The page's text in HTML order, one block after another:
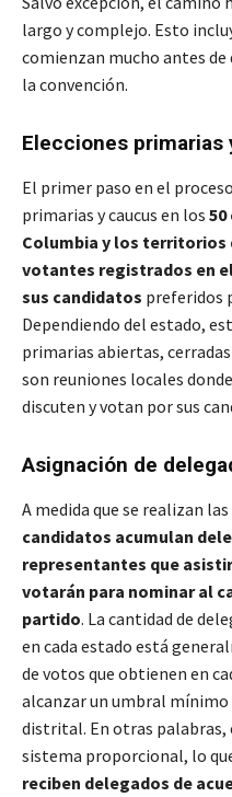
largo y complejo. Esto
comienzan mucho antes de
la convención.
Elecciones primarias
El primer paso en el
primarias y caucus en los
Columbia y los territorios
votantes registrados en
sus candidatos preferidos
Dependiendo del estado,
primarias abiertas,
son reuniones locales
discuten y votan por sus
Asignación de
A medida que se realizan
candidatos acumulan
representantes que
votarán para nominar al
partido. La cantidad de
en cada estado está
de votos que obtienen en
alcanzar un umbral mínimo
distrital. En otras
sistema proporcional, lo
reciben delegados de